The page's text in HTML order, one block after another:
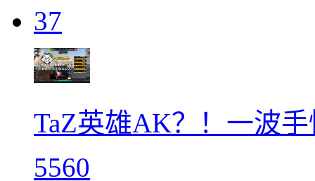
37
TaZ英雄AK？！一波
5560